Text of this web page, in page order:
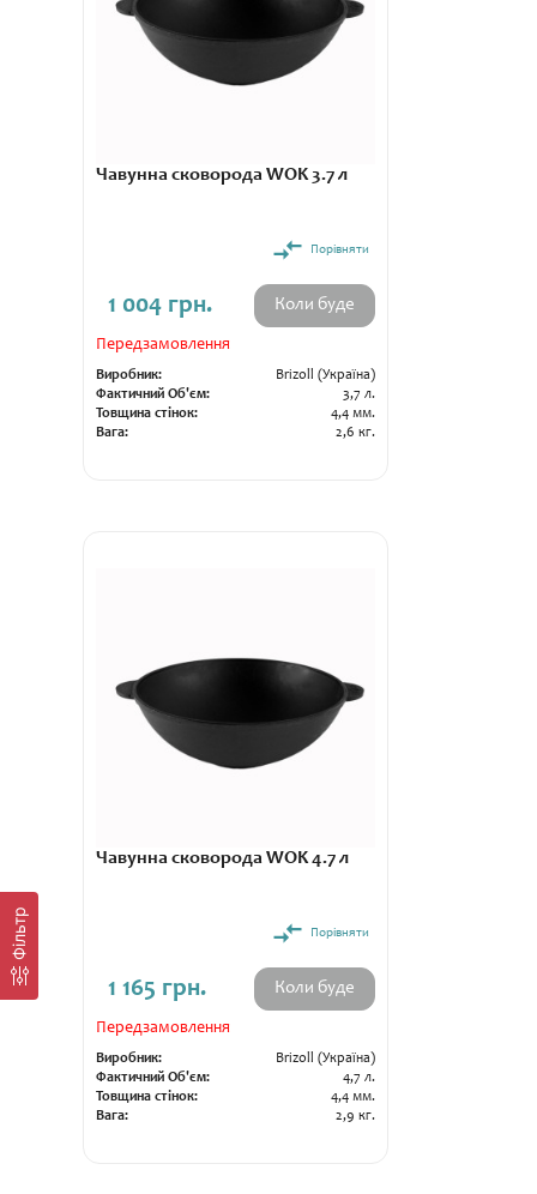
Фільтр
Чавунна сковорода WOK 3.7 л
Порівняти
1 004 грн. Коли буде
Передзамовлення
Виробник:
Brizoll (Україна)
Фактичний Об'єм:
3,7 л.
Товщина стінок:
4,4 мм.
Вага:
2,6 кг.
Чавунна сковорода WOK 4.7 л
Порівняти
1 165 грн. Коли буде
Передзамовлення
Виробник:
Brizoll (Україна)
Фактичний Об'єм:
4,7 л.
Товщина стінок:
4,4 мм.
Вага:
2,9 кг.